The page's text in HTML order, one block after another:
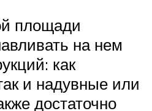
площади
на нем
как
и надувные или
достаточно